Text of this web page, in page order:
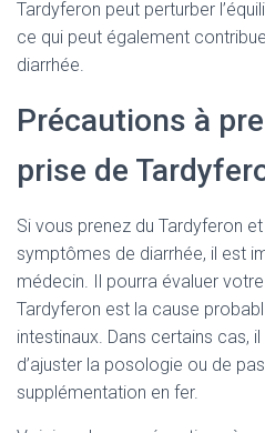
Tardyferon peut perturber
ce qui peut également
diarrhée.
Précautions à
prise de
Si vous prenez du Tardyferon
symptômes de diarrhée, il est
médecin. Il pourra évaluer
Tardyferon est la cause
intestinaux. Dans certains cas,
d’ajuster la posologie ou de
supplémentation en fer.